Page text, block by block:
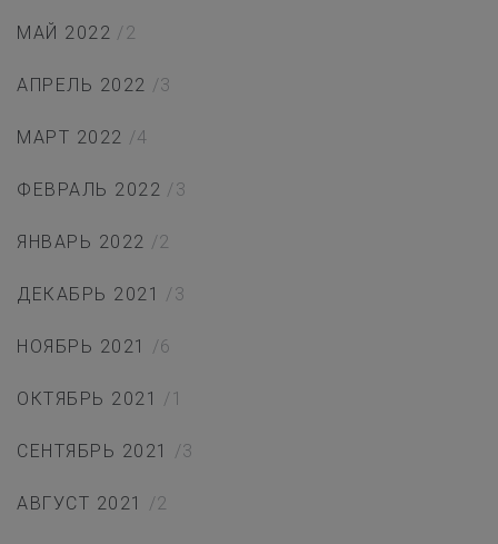
МАЙ 2022 /2
АПРЕЛЬ 2022 /3
МАРТ 2022 /4
ФЕВРАЛЬ 2022 /3
ЯНВАРЬ 2022 /2
ДЕКАБРЬ 2021 /3
НОЯБРЬ 2021 /6
ОКТЯБРЬ 2021 /1
СЕНТЯБРЬ 2021 /3
АВГУСТ 2021 /2